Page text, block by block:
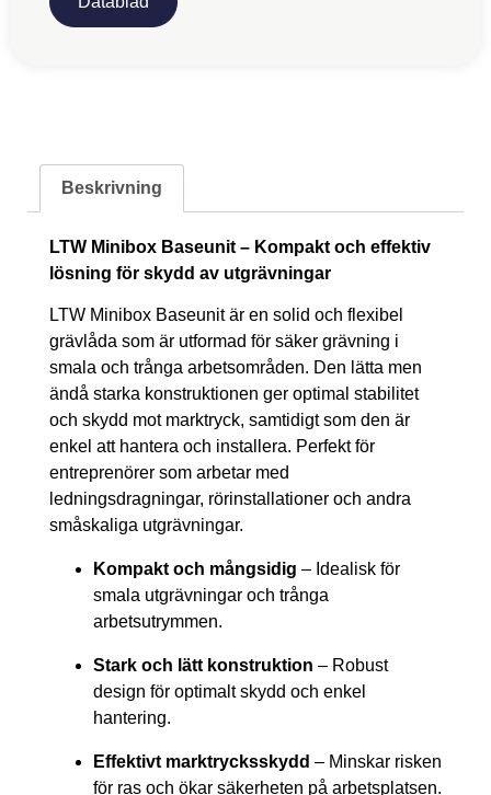
Beskrivning
LTW Minibox Baseunit – Kompakt och effektiv
lösning för skydd av utgrävningar
LTW Minibox Baseunit är en solid och flexibel
grävlåda som är utformad för säker grävning i
smala och trånga arbetsområden. Den lätta men
ändå starka konstruktionen ger optimal stabilitet
och skydd mot marktryck, samtidigt som den är
enkel att hantera och installera. Perfekt för
entreprenörer som arbetar med
ledningsdragningar, rörinstallationer och andra
småskaliga utgrävningar.
Kompakt och mångsidig – Idealisk för
smala utgrävningar och trånga
arbetsutrymmen.
Stark och lätt konstruktion – Robust
design för optimalt skydd och enkel
hantering.
Effektivt marktrycksskydd – Minskar risken
för ras och ökar säkerheten på arbetsplatsen.